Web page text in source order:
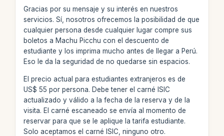
Gracias por su mensaje y su interés en nuestros
servicios. Sí, nosotros ofrecemos la posibilidad de que
cualquier persona desde cualquier lugar compre sus
boletos a Machu Picchu con el descuento de
estudiante y los imprima mucho antes de llegar a Perú.
Eso le da la seguridad de no quedarse sin espacios.
El precio actual para estudiantes extranjeros es de
US$ 55 por persona. Debe tener el carné ISIC
actualizado y válido a la fecha de la reserva y de la
visita. El carné escaneado se envía al momento de
reservar para que se le aplique la tarifa estudiante.
Solo aceptamos el carné ISIC, ninguno otro.